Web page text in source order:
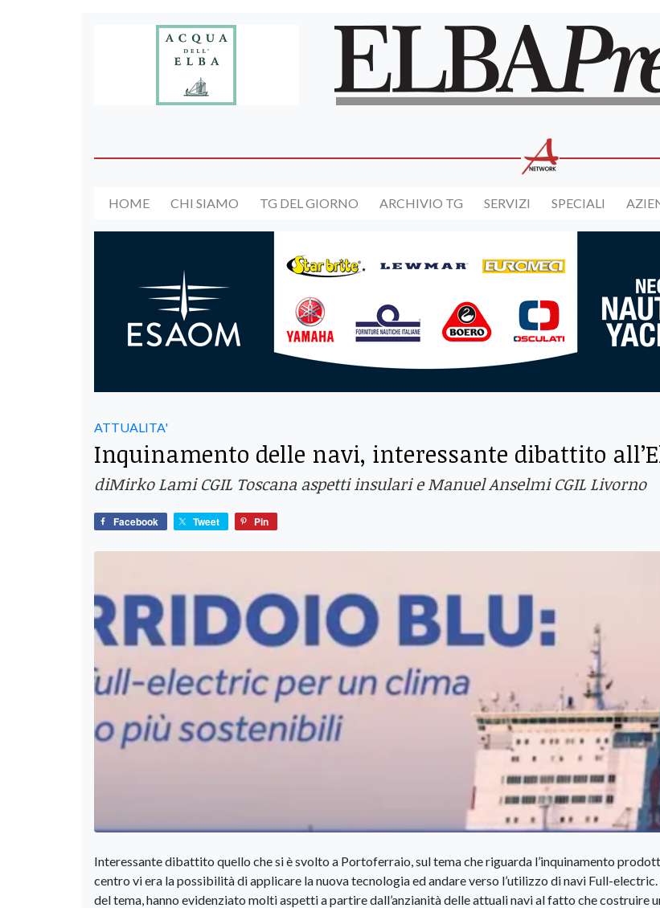
HOME CHI SIAMO TG DEL GIORNO ARCHIVIO TG SERVIZI SPECIALI
ATTUALITA'
Inquinamento delle navi, interessante dibattito
diMirko Lami CGIL Toscana aspetti insulari e Manuel Anselmi CGIL Livorno
Facebook Tweet Pin
Interessante dibattito quello che si è svolto a Portoferraio, sul tema che riguarda l’inquinamento
centro vi era la possibilità di applicare la nuova tecnologia ed andare verso l’utilizzo di navi Full-
del tema, hanno evidenziato molti aspetti a partire dall’anzianità delle attuali navi al fatto che costruire